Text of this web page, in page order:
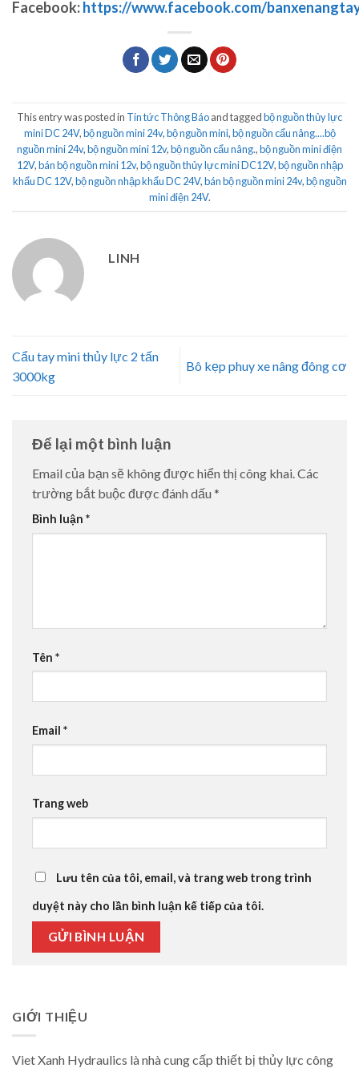
Facebook:https://www.facebook.com/
This entry was posted in Tin tức Thông Báoand taggedbộ nguồn thủy lực
mini DC 24V,bộ nguồn mini 24v,bộ nguồn mini,bộ nguồn cẩu nâng....bộ
nguồn mini 24v,bộ nguồn mini 12v,bộ nguồn cẩu nâng.,bộ nguồn mini điện
12V,bán bộ nguồn mini 12v,bộ nguồn thủy lực mini DC12V,bộ nguồn nhập
khẩu DC 12V,bộ nguồn nhập khẩu DC 24V,bán bộ nguồn mini 24v,bộ nguồn
mini điện 24V.
LINH
Cẩu tay mini thủy lực 2 tấn
3000kg
Bô kẹp phuy xe nâng đông cơ
Để lại một bình luận
Email của bạn sẽ không được hiển thị công khai.Các
trường bắt buộc được đánh dấu *
Bình luận *
Tên *
Email *
Trang web
Lưu tên của tôi, email, và trang web trong trình
duyệt này cho lần bình luận kế tiếp của tôi.
GIỚI THIỆU
Viet Xanh Hydraulics là nhà cung cấp thiết bị thủy lực công